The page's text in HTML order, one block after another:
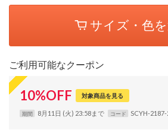
サイズ・色
ご利用可能なクーポン
10%OFF 対象商品を見る
期間 8月11日 (火) 23:58まで コード SCYH-